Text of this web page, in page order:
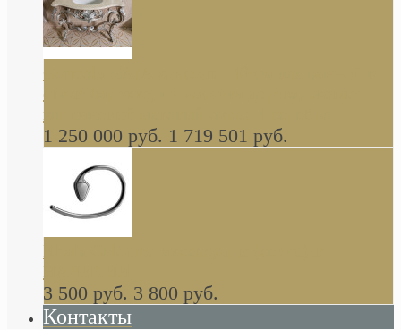
стиле барокко, из массива дерева, светло
коричневый матовый окрас + серебро
1 250 000 руб. 1 719 501 руб.
Khala Colombo аксессуары (серия) В
НАЛИЧИИ
3 500 руб. 3 800 руб.
Контакты